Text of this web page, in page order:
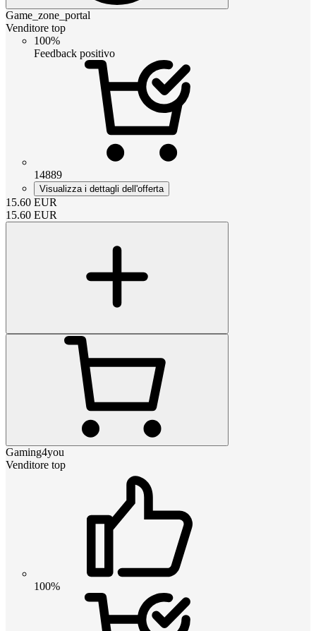
Game_zone_portal
Venditore top
100%
Feedback positivo
14889
Visualizza i dettagli dell'offerta
15.60 EUR
15.60 EUR
Gaming4you
Venditore top
100%